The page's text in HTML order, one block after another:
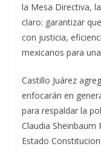
la Mesa Directiva,
claro: garantizar
con justicia,
mexicanos para
Castillo Juárez
enfocarán en
para respaldar la
Claudia
Estado